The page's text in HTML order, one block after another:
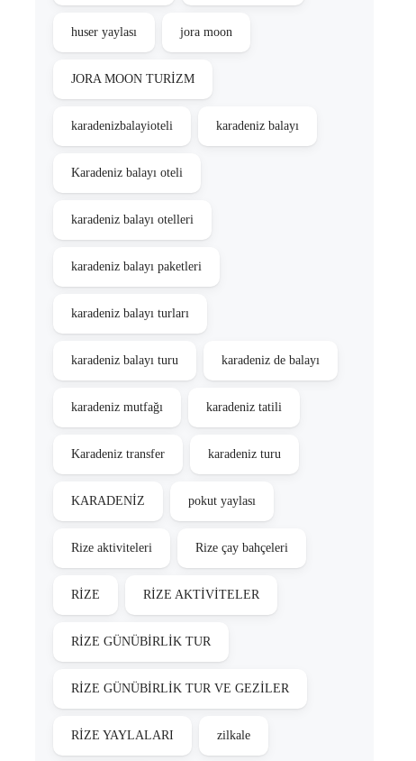
huser yaylası jora moon
JORA MOON TURİZM
karadenizbalayioteli karadeniz balayı
Karadeniz balayı oteli
karadeniz balayı otelleri
karadeniz balayı paketleri
karadeniz balayı turları
karadeniz balayı turu karadeniz de balayı
karadeniz mutfağı karadeniz tatili
Karadeniz transfer karadeniz turu
KARADENİZ pokut yaylası
Rize aktiviteleri Rize çay bahçeleri
RİZE RİZE AKTİVİTELER
RİZE GÜNÜBİRLİK TUR
RİZE GÜNÜBİRLİK TUR VE GEZİLER
RİZE YAYLALARI zilkale